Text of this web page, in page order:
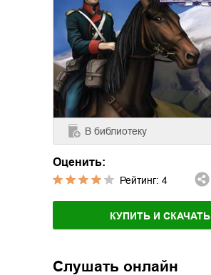
В библиотеку
Оценить:
Рейтинг: 4
КУПИТЬ И СКАЧАТЬ
Слушать онлайн